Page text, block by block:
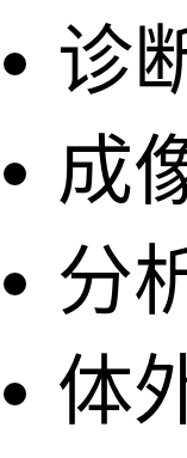
诊
成
分
体